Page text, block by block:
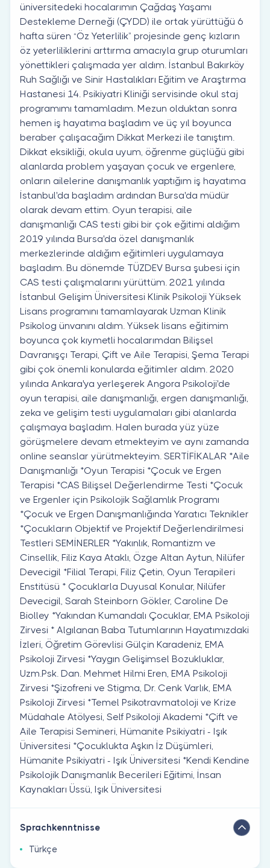
üniversitedeki hocalarımın Çağdaş Yaşamı
Destekleme Derneği (ÇYDD) ile ortak yürüttüğü 6
hafta süren “Öz Yeterlilik” projesinde genç kızların
öz yeterliliklerini arttırma amacıyla grup oturumları
yönettikleri çalışmada yer aldım. İstanbul Bakırköy
Ruh Sağlığı ve Sinir Hastalıkları Eğitim ve Araştırma
Hastanesi 14. Psikiyatri Kliniği servisinde okul staj
programımı tamamladım. Mezun olduktan sonra
hemen iş hayatıma başladım ve üç yıl boyunca
beraber çalışacağım Dikkat Merkezi ile tanıştım.
Dikkat eksikliği, okula uyum, öğrenme güçlüğü gibi
alanlarda problem yaşayan çocuk ve ergenlere,
onların ailelerine danışmanlık yaptığım iş hayatıma
İstanbul'da başladım ardından Bursa'da müdür
olarak devam ettim. Oyun terapisi, aile
danışmanlığı CAS testi gibi bir çok eğitimi aldığım
2019 yılında Bursa'da özel danışmanlık
merkezlerinde aldığım eğitimleri uygulamaya
başladım. Bu dönemde TÜZDEV Bursa şubesi için
CAS testi çalışmalarını yürüttüm. 2021 yılında
İstanbul Gelişim Üniversitesi Klinik Psikoloji Yüksek
Lisans programını tamamlayarak Uzman Klinik
Psikolog ünvanını aldım. Yüksek lisans eğitimim
boyunca çok kıymetli hocalarımdan Bilişsel
Davranışçı Terapi, Çift ve Aile Terapisi, Şema Terapi
gibi çok önemli konularda eğitimler aldım. 2020
yılında Ankara'ya yerleşerek Angora Psikoloji'de
oyun terapisi, aile danışmanlığı, ergen danışmanlığı,
zeka ve gelişim testi uygulamaları gibi alanlarda
çalışmaya başladım. Halen burada yüz yüze
görüşmelere devam etmekteyim ve aynı zamanda
online seanslar yürütmekteyim. SERTİFİKALAR *Aile
Danışmanlığı *Oyun Terapisi *Çocuk ve Ergen
Terapisi *CAS Bilişsel Değerlendirme Testi *Çocuk
ve Ergenler için Psikolojik Sağlamlık Programı
*Çocuk ve Ergen Danışmanlığında Yaratıcı Teknikler
*Çocukların Objektif ve Projektif Değerlendirilmesi
Testleri SEMİNERLER *Yakınlık, Romantizm ve
Cinsellik, Filiz Kaya Ataklı, Özge Altan Aytun, Nilüfer
Devecigil *Filial Terapi, Filiz Çetin, Oyun Terapileri
Enstitüsü * Çocuklarla Duyusal Konular, Nilüfer
Devecigil, Sarah Steinborn Gökler, Caroline De
Biolley *Yakından Kumandalı Çocuklar, EMA Psikoloji
Zirvesi * Algılanan Baba Tutumlarının Hayatımızdaki
İzleri, Öğretim Görevlisi Gülçin Karadeniz, EMA
Psikoloji Zirvesi *Yaygın Gelişimsel Bozukluklar,
Uzm.Psk. Dan. Mehmet Hilmi Eren, EMA Psikoloji
Zirvesi *Şizofreni ve Stigma, Dr. Cenk Varlık, EMA
Psikoloji Zirvesi *Temel Psikotravmatoloji ve Krize
Müdahale Atölyesi, Self Psikoloji Akademi *Çift ve
Aile Terapisi Semineri, Hümanite Psikiyatri - Işık
Üniversitesi *Çocuklukta Aşkın İz Düşümleri,
Hümanite Psikiyatri - Işık Üniversitesi *Kendi Kendine
Psikolojik Danışmanlık Becerileri Eğitimi, İnsan
Kaynakları Üssü, Işık Üniversitesi
Sprachkenntnisse
Türkçe